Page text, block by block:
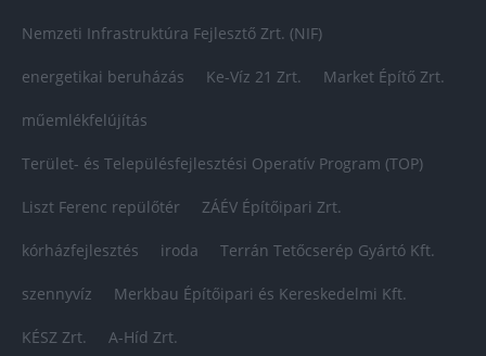
Nemzeti Infrastruktúra Fejlesztő Zrt. (NIF)
energetikai beruházás Ke-Víz 21 Zrt. Market Építő Zrt.
műemlékfelújítás
Terület- és Településfejlesztési Operatív Program (TOP)
Liszt Ferenc repülőtér ZÁÉV Építőipari Zrt.
kórházfejlesztés iroda Terrán Tetőcserép Gyártó Kft.
szennyvíz Merkbau Építőipari és Kereskedelmi Kft.
KÉSZ Zrt. A-Híd Zrt.